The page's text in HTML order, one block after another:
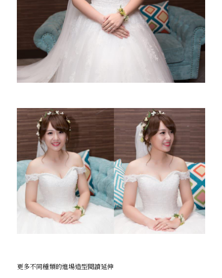
更多不同種類的進場造型閱讀延伸